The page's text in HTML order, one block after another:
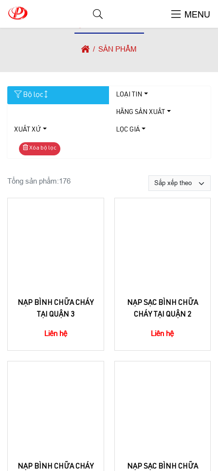
MENU
SẢN PHẨM
SẢN PHẨM
Bộ lọc LOẠI TIN
HÃNG SẢN XUẤT
XUẤT XỨ LỌC GIÁ
Xóa bộ lọc
Tổng sản phẩm:176
NẠP BÌNH CHỮA CHÁY
TẠI QUẬN 3
Liên hệ
NẠP SẠC BÌNH CHỮA
CHÁY TẠI QUẬN 2
Liên hệ
NẠP BÌNH CHỮA CHÁY
NẠP SẠC BÌNH CHỮA